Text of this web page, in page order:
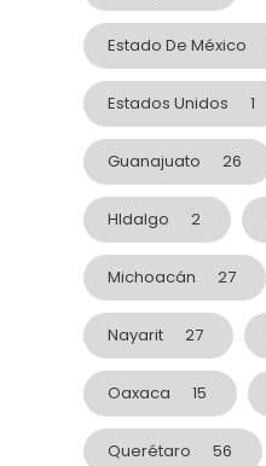
Estado De México
Estados Unidos 1
Guanajuato 26
HIdalgo 2
Michoacán 27
Nayarit 27
Oaxaca 15
Querétaro 56